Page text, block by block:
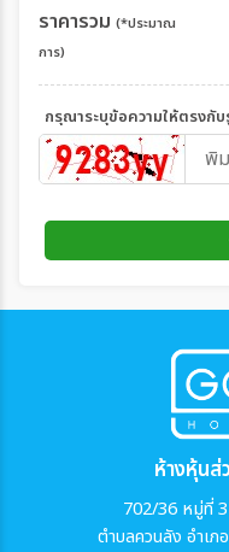
ราคารวม (*ประมาณ
การ)
กรุณาระบุข้อความให้ตรงกั
ห้างหุ้นส่
702/36 หมู่ที่ 3
ตำบลควนลัง อำเ